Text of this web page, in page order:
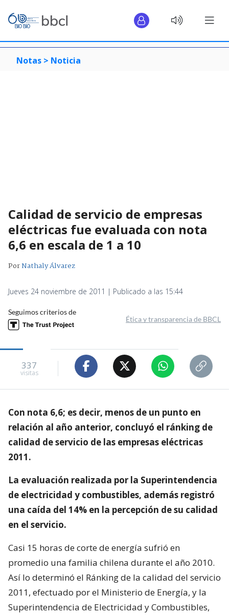
Notas > Noticia
Calidad de servicio de empresas
eléctricas fue evaluada con nota
6,6 en escala de 1 a 10
PorNathaly Álvarez
Jueves 24 noviembre de 2011 | Publicado a las 15:44
Seguimos criterios de
Ética y transparencia de BBCL
337
visitas
Con nota 6,6; es decir, menos de un punto en
relación al año anterior, concluyó el ránking de
calidad de servicio de las empresas eléctricas
2011.
La evaluación realizada por la Superintendencia
de electricidad y combustibles, además registró
una caída del 14% en la percepción de su calidad
en el servicio.
Casi 15 horas de corte de energía sufrió en
promedio una familia chilena durante el año 2010.
Así lo determinó el Ránking de la calidad del servicio
2011, efectuado por el Ministerio de Energía, y la
Superintendencia de Electricidad y Combustibles,